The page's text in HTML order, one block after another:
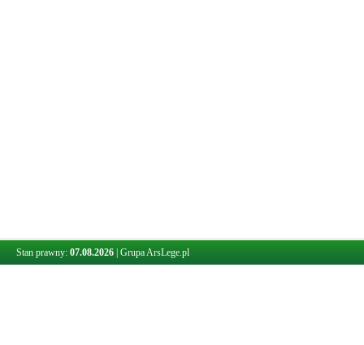
Stan prawny: 07.08.2026 Grupa ArsLege.pl